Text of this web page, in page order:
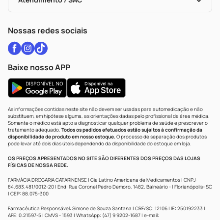
WhatsApp (47) 9202-1687
Nossas redes sociais
Baixe nosso APP
As informações contidas neste site não devem ser usadas para automedicação e não
substituem, em hipótese alguma, as orientações dadas pelo profissional da área médica.
Somente o médico está apto a diagnosticar qualquer problema de saúde e prescrever o
tratamento adequado. Todos os pedidos efetuados estão sujeitos à confirmação da
disponibilidade de produto em nosso estoque.O processo de separação dos produtos
pode levar até dois dias úteis dependendo da disponibilidade do estoque em loja.
OS PREÇOS APRESENTADOS NO SITE SÃO DIFERENTES DOS PREÇOS DAS LOJAS
FÍSICAS DE NOSSA REDE.
FARMÁCIA DROGARIA CATARINENSE | Cia Latino Americana de Medicamentos | CNPJ:
84.683.481/0012-20 | End: Rua Coronel Pedro Demoro, 1482, Balneário - | Florianópolis- SC
| CEP: 88.075-300
Farmacêutica Responsável: Simone de Souza Santana | CRF/SC: 12106 | IE: 250192233 |
AFE: 0.21597-5 | CMVS - 1593 | WhatsApp: (47) 9 9202-1687 | e-mail: